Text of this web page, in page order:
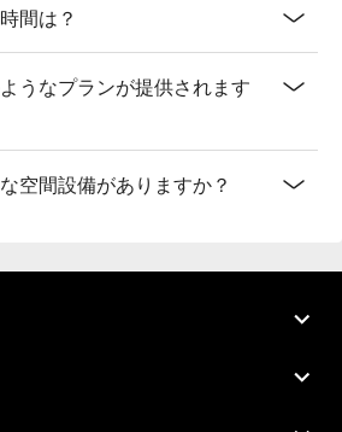
間は？
うなプランが提供されます
空間設備がありますか？